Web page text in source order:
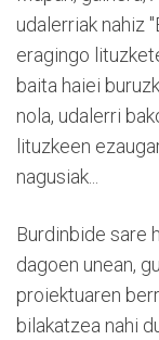
udalerriak nahiz
eragingo
baita haiei
nola, udalerri
lituzkeen
nagusiak...
Burdinbide sare
dagoen unean,
proiektuaren
bilakatzea nahi